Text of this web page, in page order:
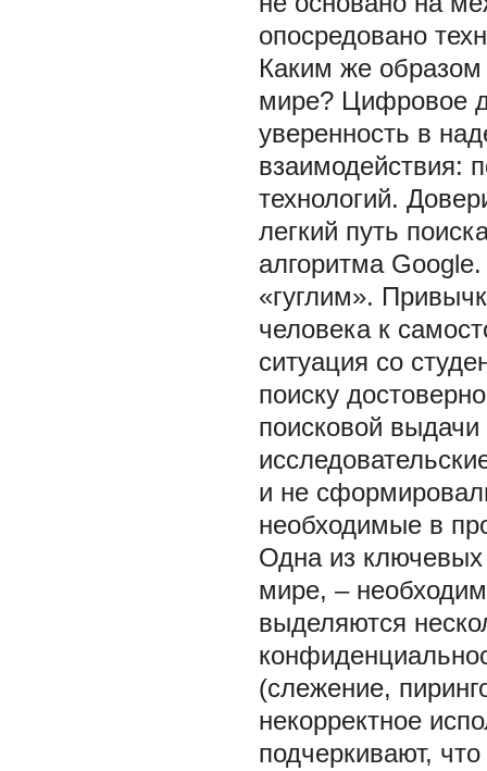
опосредовано
Каким же
мире? Цифровое
уверенность в
взаимодействия:
технологий.
легкий путь
алгоритма
«гуглим».
человека к
ситуация со
поиску
поисковой
и не
необходимые в
Одна из
мире, –
выделяются
(слежение,
некорректное
подчеркивают,